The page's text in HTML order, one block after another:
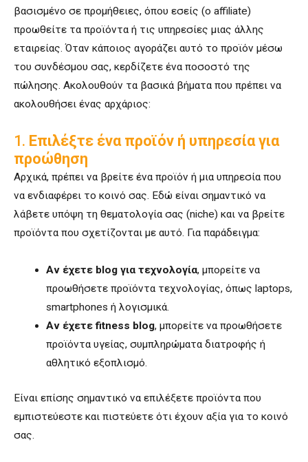
βασισμένο σε προμήθειες, όπου εσείς (ο affiliate)
προωθείτε τα προϊόντα ή τις υπηρεσίες μιας άλλης
εταιρείας. Όταν κάποιος αγοράζει αυτό το προϊόν μέσω
του συνδέσμου σας, κερδίζετε ένα ποσοστό της
πώλησης. Ακολουθούν τα βασικά βήματα που πρέπει να
ακολουθήσει ένας αρχάριος:
1. Επιλέξτε ένα προϊόν ή υπηρεσία για
προώθηση
Αρχικά, πρέπει να βρείτε ένα προϊόν ή μια υπηρεσία που
να ενδιαφέρει το κοινό σας. Εδώ είναι σημαντικό να
λάβετε υπόψη τη θεματολογία σας (niche) και να βρείτε
προϊόντα που σχετίζονται με αυτό. Για παράδειγμα:
Αν έχετε blog για τεχνολογία, μπορείτε να
προωθήσετε προϊόντα τεχνολογίας, όπως laptops,
smartphones ή λογισμικά.
Αν έχετε fitness blog, μπορείτε να προωθήσετε
προϊόντα υγείας, συμπληρώματα διατροφής ή
αθλητικό εξοπλισμό.
Είναι επίσης σημαντικό να επιλέξετε προϊόντα που
εμπιστεύεστε και πιστεύετε ότι έχουν αξία για το κοινό
σας.